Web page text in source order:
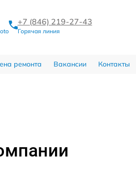
+7 (846) 219-27-43
Горячая линия
ремонта Вакансии Контакты